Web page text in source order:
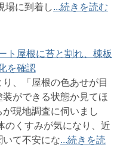
場に到着し...続きを読む
ト屋根に苔と割れ、棟板
を確認
、「屋根の色あせが目
ができる状態か見てほ
現地調査に伺いまし
のくすみが気になり、近
いて不安にな...続きを読